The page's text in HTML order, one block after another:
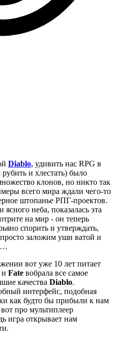
Diablo, удивить нас RPG в
и хлестать) было
клонов, но никто так
всего мира ждали чего-то
штопанье РПГ-проектов.
неба, показалась эта
на мир - он теперь
спорить и утверждать,
заложим уши ватой и
вот уже 10 лет питает
и Fate вобрала все самое
качества Diablo.
интерфейс, подобная
как будто бы прибыли к нам
про мультиплеер
игра открывает нам